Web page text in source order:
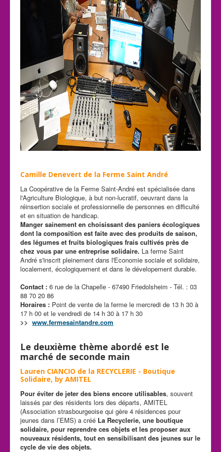
Camille Denevert de la Ferme Saint André
La Coopérative de la Ferme Saint-André est spécialisée dans
l'Agriculture Biologique, à but non-lucratif, oeuvrant dans la
réinsertion sociale et professionnelle de personnes en difficulté
et en situation de handicap.
Manger sainement en choisissant des paniers écologiques
dont la composition est faite avec des produits de saison,
des légumes et fruits biologiques frais cultivés près de
chez vous par une entreprise solidaire. La ferme Saint
André s'inscrit pleinement dans l'Economie sociale et solidaire,
localement, écologiquement et dans le dévelopement durable.
Contact : 6 rue de la Chapelle - 67490 Friedolsheim - Tél. : 03
88 70 20 86
Horaires : Point de vente de la ferme le mercredi de 13 h 30 à
17 h 00 et le vendredi de 14 h 30 à 17 h 30
>> www.fermesaintandre.com
Le deuxième thème abordé est le
marché de seconde main
Lauren CIANCIO de la RECYCLERIE - Boutique
Solidaire, by AMITEL
Pour éviter de jeter des biens encore utilisables, souvent
laissés par des résidents lors des départs, AMITEL
(Association strasbourgeoise qui gère 4 résidences pour
jeunes dans l’EMS) a créé La Recyclerie, une boutique
solidaire, pour reprendre ces objets et les proposer aux
nouveaux résidents, tout en sensibilisant des jeunes sur le
cycle de vie des objets.